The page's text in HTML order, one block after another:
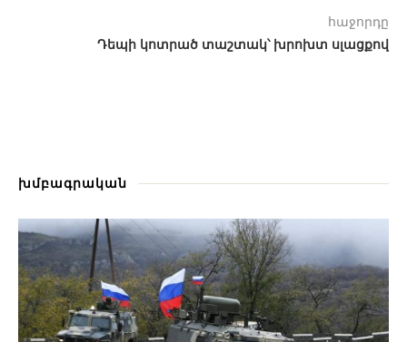
հաջորդը
Դեպի կոտրած տաշտակ՝ խրոխտ սլացքով
խմբագրական